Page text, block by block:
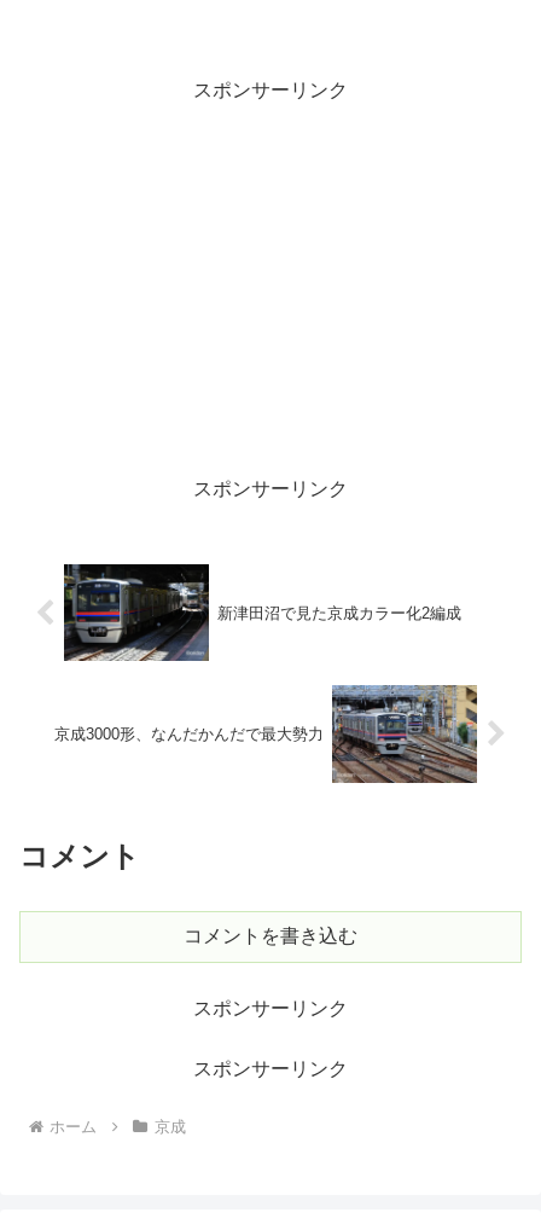
おっさんにはちょうどいいパワーチャー
ジになりました。
スポンサーリンク
スポンサーリンク
新津田沼で見た京成カラー化2編成
京成3000形、なんだかんだで最大勢力
コメント
コメントを書き込む
スポンサーリンク
スポンサーリンク
ホーム 京成